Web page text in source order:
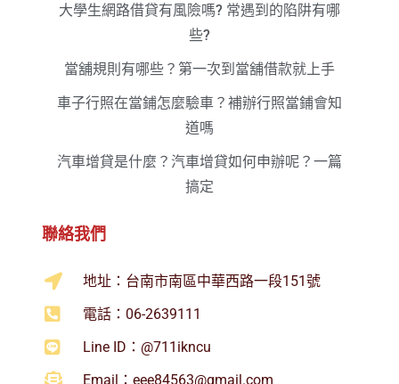
大學生網路借貸有風險嗎? 常遇到的陷阱有哪
些?
當舖規則有哪些？第一次到當舖借款就上手
車子行照在當鋪怎麼驗車？補辦行照當鋪會知
道嗎
汽車增貸是什麼？汽車增貸如何申辦呢？一篇
搞定
聯絡我們
地址：台南市南區中華西路一段151號
電話：06-2639111
Line ID：@711ikncu
Email： eee84563@gmail.com